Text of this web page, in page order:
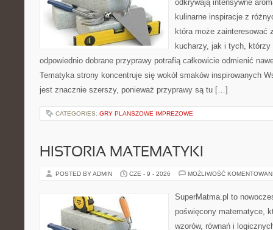
odkrywają intensywne
kulinarne inspiracje z
która może zainteresować
kucharzy, jak i tych, którzy
odpowiednio dobrane przyprawy potrafią całkowicie odmienić
Tematyka strony koncentruje się wokół smaków inspirowanych
jest znacznie szerszy, ponieważ przyprawy są tu […]
CATEGORIES: GRY PLANSZOWE IMPREZOWE
HISTORIA MATEMATYKI
POSTED BY ADMIN CZE - 9 - 2026 MOŻLIWOŚĆ
SuperMatma.pl to
poświęcony matematyce,
wzorów, równań i